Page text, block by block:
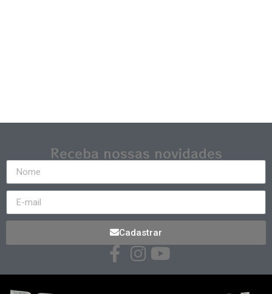
Receba nossas novidades
Cadastrar